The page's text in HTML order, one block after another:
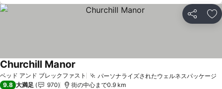
シェア お
ベッド アンド ブレックファスト パーソナライズされたウェルネスパッケージ
Churchill Manor
9.8 大満足 970 街の中心まで0.9 km